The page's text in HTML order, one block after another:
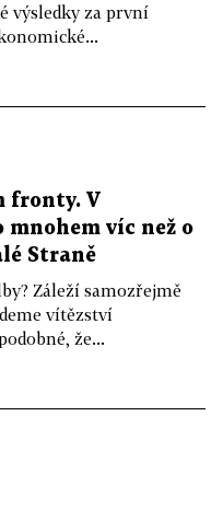
výsledky za první
fronty. V
víc než o
Straně
Záleží samozřejmě
vítězství
že...